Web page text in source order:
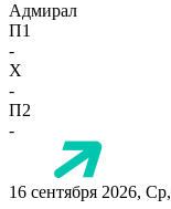
Адмирал
П1
-
X
-
П2
-
16 сентября 2026,